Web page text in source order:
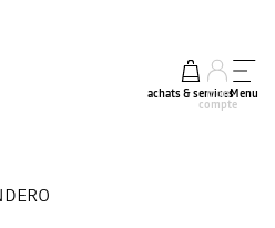
achats & services
mon
compte
Menu